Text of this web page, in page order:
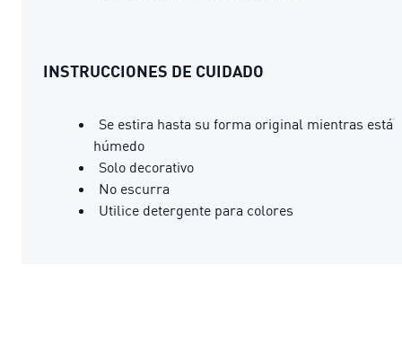
INSTRUCCIONES DE CUIDADO
Se estira hasta su forma original mientras está
húmedo
Solo decorativo
No escurra
Utilice detergente para colores